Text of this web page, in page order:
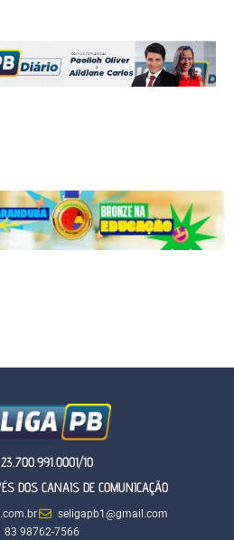
23.700.991.0001/10
DOS CANAIS DE COMUNICAÇÃO
seligapb1@gmail.com
83 98762-7566